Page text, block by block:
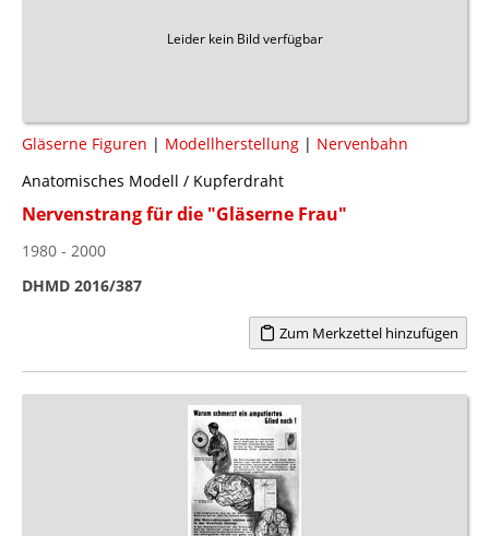
Leider kein Bild verfügbar
Gläserne Figuren | Modellherstellung | Nervenbahn
Anatomisches Modell / Kupferdraht
Nervenstrang für die "Gläserne Frau"
1980 - 2000
DHMD 2016/387
Zum Merkzettel hinzufügen